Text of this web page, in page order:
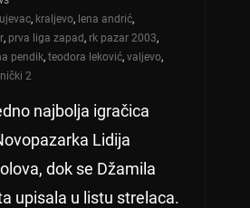
, kraljevo, lena andrić,
, prva liga zapad, rk pazar 2003,
pendik, teodora leković, valjevo,
2
najbolja igračica
Lidija
dok se Džamila
upisala u listu strelaca.